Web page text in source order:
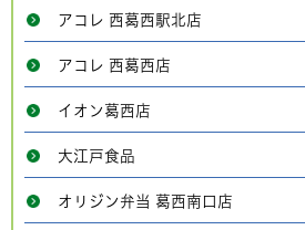
アコレ 西葛西駅北店
アコレ 西葛西店
イオン葛西店
大江戸食品
オリジン弁当 葛西南口店